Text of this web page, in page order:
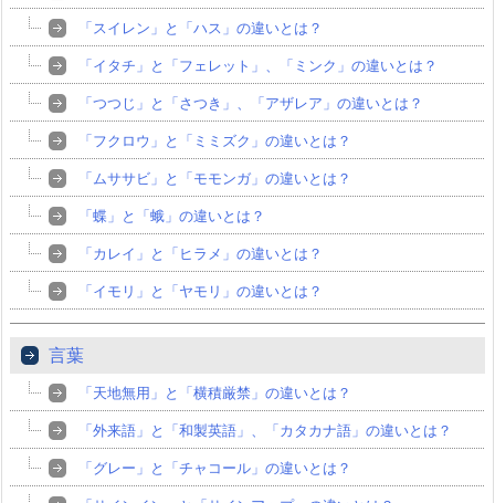
「スイレン」と「ハス」の違いとは？
「イタチ」と「フェレット」、「ミンク」の違いとは？
「つつじ」と「さつき」、「アザレア」の違いとは？
「フクロウ」と「ミミズク」の違いとは？
「ムササビ」と「モモンガ」の違いとは？
「蝶」と「蛾」の違いとは？
「カレイ」と「ヒラメ」の違いとは？
「イモリ」と「ヤモリ」の違いとは？
言葉
「天地無用」と「横積厳禁」の違いとは？
「外来語」と「和製英語」、「カタカナ語」の違いとは？
「グレー」と「チャコール」の違いとは？